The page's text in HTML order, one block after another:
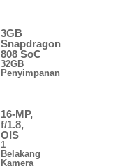
3GB
Snapdragon
808 SoC
32GB
Penyimpanan
16-MP,
f/1.8,
OIS
1
Belakang
Kamera